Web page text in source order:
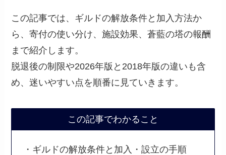
この記事では、ギルドの解放条件と加入方法か
ら、寄付の使い分け、施設効果、蒼藍の塔の報酬
まで紹介します。
脱退後の制限や2026年版と2018年版の違いも含
め、迷いやすい点を順番に見ていきます。
この記事でわかること
・ギルドの解放条件と加入・設立の手順